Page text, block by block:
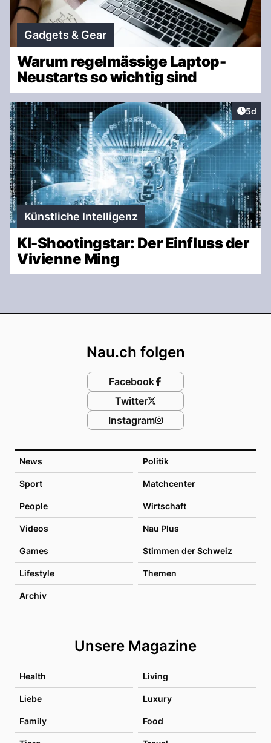
Gadgets & Gear
Warum regelmässige Laptop-
Neustarts so wichtig sind
5d
Künstliche Intelligenz
KI-Shootingstar: Der Einfluss der
Vivienne Ming
News Politik
Sport Matchcenter
People Wirtschaft
Videos Nau Plus
Games Stimmen der Schweiz
Lifestyle Themen
Archiv
Unsere Magazine
Health Living
Liebe Luxury
Family Food
Nau.ch folgen
Facebook
Twitter
Instagram